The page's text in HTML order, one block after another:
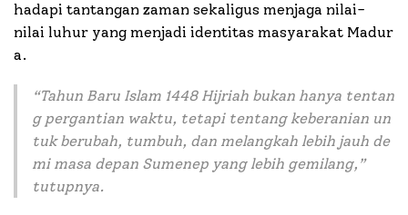
hadapi tantangan zaman sekaligus menjaga nilai-
nilai luhur yang menjadi identitas masyarakat Madur
a.
“Tahun Baru Islam 1448 Hijriah bukan hanya tentan
g pergantian waktu, tetapi tentang keberanian un
tuk berubah, tumbuh, dan melangkah lebih jauh de
mi masa depan Sumenep yang lebih gemilang,”
tutupnya.